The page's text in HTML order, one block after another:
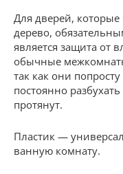
Для дверей,
дерево,
является защита от
обычные
так как они
постоянно
протянут.
Пластик —
ванную комнату.